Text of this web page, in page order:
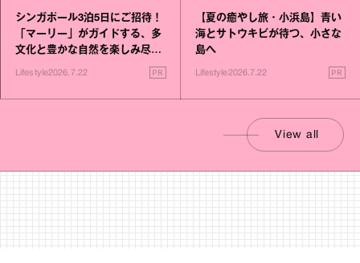
シンガポール3泊5日にご招待！
「マーリー」がガイドする、多
文化と豊かな自然を楽しみ尽く
Lifestyle2026.7.22 PR
【夏の癒やし旅・小浜島】青い
海とサトウキビが待つ、小さな
島へ
Lifestyle2026.7.22 PR
View all